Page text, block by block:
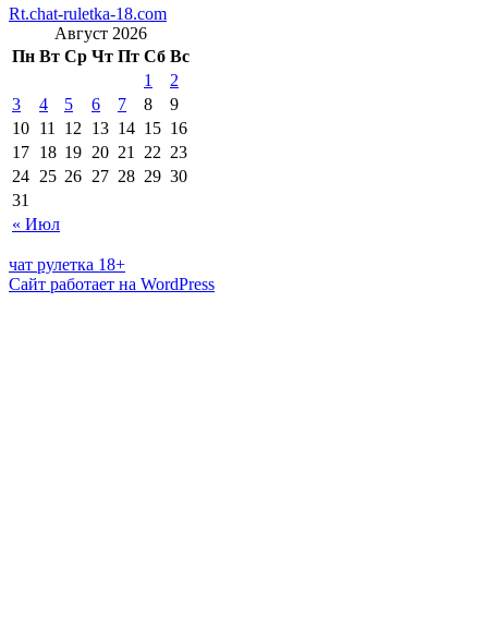
Rt.chat-ruletka-18.com
Август 2026
Пн Вт Ср Чт Пт Сб Вс
« Июл
1
2
3
4 5 6 7 8
9
10 11 12 13 14 15 16
17 18 19 20 21 22 23
24 25 26 27 28 29 30
31
чат рулетка 18+
Сайт работает на WordPress